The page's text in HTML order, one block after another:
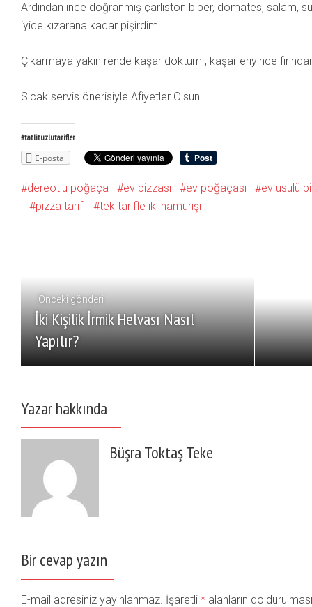
Ardından ince doğranmış çarliston biber, domates, salam,
iyice kızarana kadar pişirdim.
Çıkarmaya yakın rende kaşar döktüm , kaşar eriyince
Sıcak servis önerisiyle Afiyetler Olsun…
#tatlituzlutarifler
E-posta
dereotlu poğaça ev pizzası ev poğaçası
ev usulü
pizza tarifi
tek tarifle iki hamurişi
Önceki gönderi
İki Kişilik İrmik Helvası Nasıl
Yapılır?
Yazar hakkında
Büşra Toktaş Teke
Bir cevap yazın
E-mail adresiniz yayınlanmaz. İşaretli * alanların